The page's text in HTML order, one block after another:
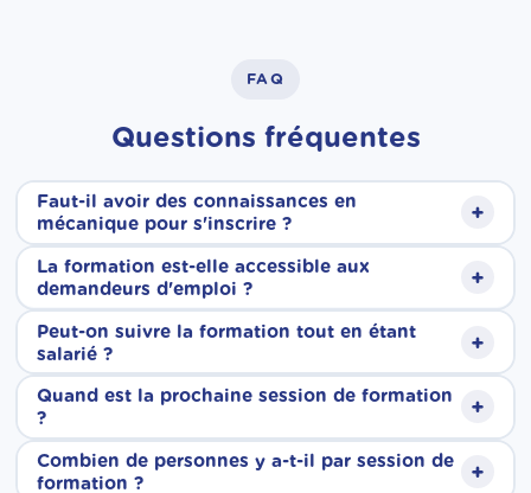
FAQ
Questions fréquentes
Faut-il avoir des connaissances en
mécanique pour s'inscrire ?
+
Aucun prérequis technique n'est nécessaire.
Nos formations sont accessibles à tous, quel
que soit votre parcours. Nos formateurs vous
accompagnent pas à pas, depuis les bases
jusqu'aux gestes techniques du métier.
La formation est-elle accessible aux
demandeurs d'emploi ?
+
Oui, tout à fait. Nos formations sont ouvertes
aux demandeurs d'emploi. Elles sont
finançables via le CPF, et si votre solde est
insuffisant, France Travail peut compléter le
Peut-on suivre la formation tout en étant
salarié ?
+
Oui. Grâce à nos sessions individualisées, le
planning de formation est adapté à vos
disponibilités. Que vous travailliez à temps
Quand est la prochaine session de formation
?
+
Nos sessions sont individualisées et
Combien de personnes y a-t-il par session de
formation ?
+